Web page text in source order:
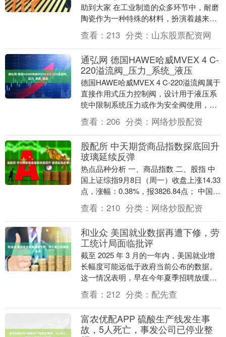
助到大家 在工业制造的众多环节中，耐磨
陶瓷作为一种特殊的材料，扮演着越来越
重要的角色。它不仅因为其优异的耐磨....
查看： 213 分类： 山东股票配资网
通弘网 德国HAWE哈威MVEX 4 C-
220溢流阀_压力_系统_液压
德国HAWE哈威MVEX 4 C-220溢流阀属于
直接作用式压力控制阀，设计用于液压系
统中限制系统压力或作为安全阀使用，确
保系统在预设压力范围内稳定运行。
HA....
查看： 206 分类： 网络炒股配资
股配所 中天期货商品指数探底回升
玻璃延续反弹
热点品种分析 一、商品指数 二、股指 中
国上证综指9月8日（周一）收盘上涨14.33
点，涨幅：0.38%，报3826.84点； 中国深
证成指9月8日（周一）收盘....
查看： 210 分类： 网络炒股配资
和业众 美国就业数据再遭下修，劳
工统计局面临批评
截至 2025 年 3 月的一年内，美国就业增
长幅度可能远低于政府当前公布的数据。
这一情况表明，早在今年夏季招聘放缓之
前，劳动力市场就已进入降温通道。 富国
银行....
查看： 212 分类： 配先查
富农优配APP 硫酸生产线发生事
故，5人死亡，事发公司已停业整